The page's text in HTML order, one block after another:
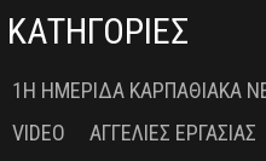
ΚΑΤΗΓΟΡΙΕΣ
1Η ΗΜΕΡΊΔΑ ΚΑΡΠΑΘΙΑΚΆ
VIDEO
ΑΓΓΕΛΊΕΣ ΕΡΓΑΣΊΑΣ